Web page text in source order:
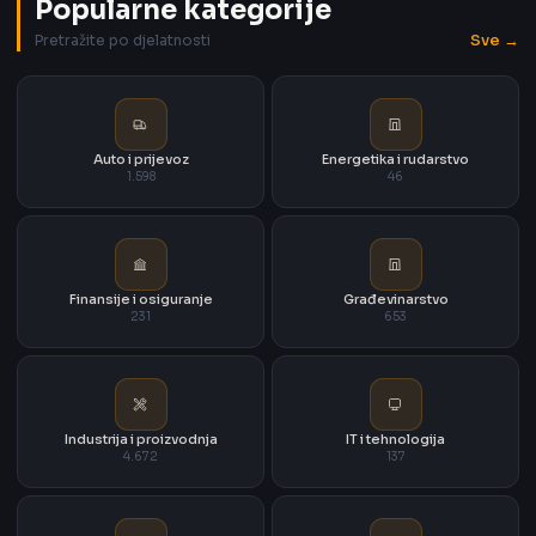
Popularne kategorije
Pretražite po djelatnosti Sve →
Auto i prijevoz
1.598
Energetika i rudarstvo
46
Finansije i osiguranje
231
Građevinarstvo
653
Industrija i proizvodnja
4.672
IT i tehnologija
137